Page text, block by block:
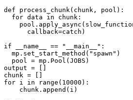
def process_chunk(chunk, pool):
if __name__ == "__main__":
output = []
chunk = []
for i in range(10000):